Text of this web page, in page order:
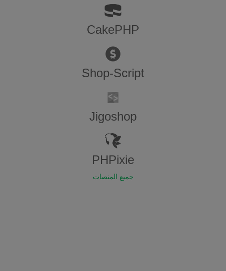
CakePHP
Shop-Script
Jigoshop
PHPixie
جميع المنصات